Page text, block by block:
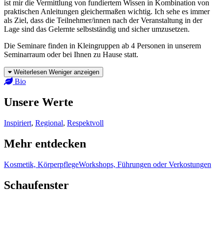
ist mir die Vermittlung von fundiertem Wissen in Kombination von
praktischen Anleitungen gleichermaßen wichtig. Ich sehe es immer
als Ziel, dass die Teilnehmer/innen nach der Veranstaltung in der
Lage sind das Gelernte selbstständig und sicher umzusetzen.
Die Seminare finden in Kleingruppen ab 4 Personen in unserem
Seminarraum oder bei Ihnen zu Hause statt.
Weiterlesen Weniger anzeigen
Bio
Unsere Werte
Inspiriert, Regional, Respektvoll
Mehr entdecken
Kosmetik, KörperpflegeWorkshops, Führungen oder Verkostungen
Schaufenster